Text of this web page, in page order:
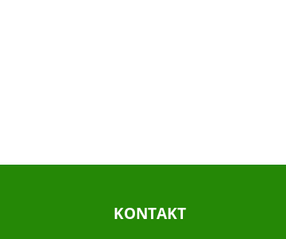
KONTAKT